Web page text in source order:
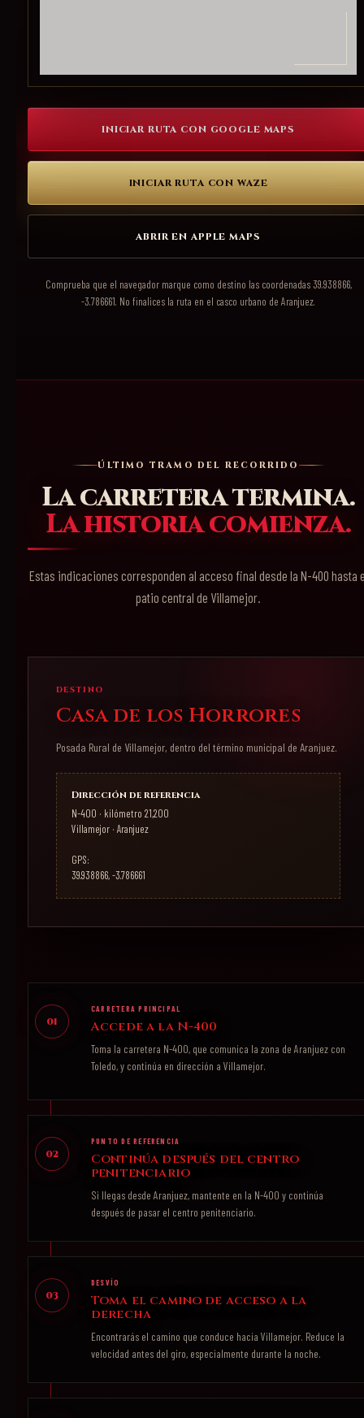
INICIAR RUTA CON GOOGLE MAPS
INICIAR RUTA CON WAZE
ABRIR EN APPLE MAPS
Comprueba que el navegador marque como destino las coordenadas 39.938866,
-3.786661. No finalices la ruta en el casco urbano de Aranjuez.
ÚLTIMO TRAMO DEL RECORRIDO
La carretera termina.
La historia comienza.
Estas indicaciones corresponden al acceso final desde la N-400 hasta
patio central de Villamejor.
DESTINO
Casa de los Horrores
Posada Rural de Villamejor, dentro del término municipal de Aranjuez.
Dirección de referencia
N-400 · kilómetro 21,200
Villamejor · Aranjuez
GPS:
39.938866, -3.786661
01
CARRETERA PRINCIPAL
Accede a la N-400
Toma la carretera N-400, que comunica la zona de Aranjuez con
Toledo, y continúa en dirección a Villamejor.
02
PUNTO DE REFERENCIA
Continúa después del centro
penitenciario
Si llegas desde Aranjuez, mantente en la N-400 y continúa
después de pasar el centro penitenciario.
03
DESVÍO
Toma el camino de acceso a la
derecha
Encontrarás el camino que conduce hacia Villamejor. Reduce la
velocidad antes del giro, especialmente durante la noche.